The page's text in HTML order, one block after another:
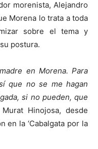
morenista, Alejandro
Morena lo trata a toda
sobre el tema y
postura.
en Morena. Para
que no se me hagan
si no pueden, que
Hinojosa, desde
en la ‘Cabalgata por la